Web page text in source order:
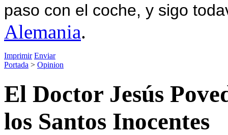
paso con el coche, y sigo
Alemania.
Imprimir Enviar
Portada > Opinion
El Doctor Jesús
los Santos Inocentes